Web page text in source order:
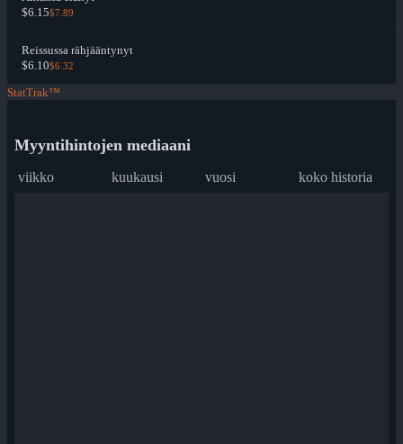
$6.15$7.89
Reissussa rähjääntynyt
$6.10$6.32
StatTrak™
Myyntihintojen mediaani
viikko kuukausi vuosi koko historia